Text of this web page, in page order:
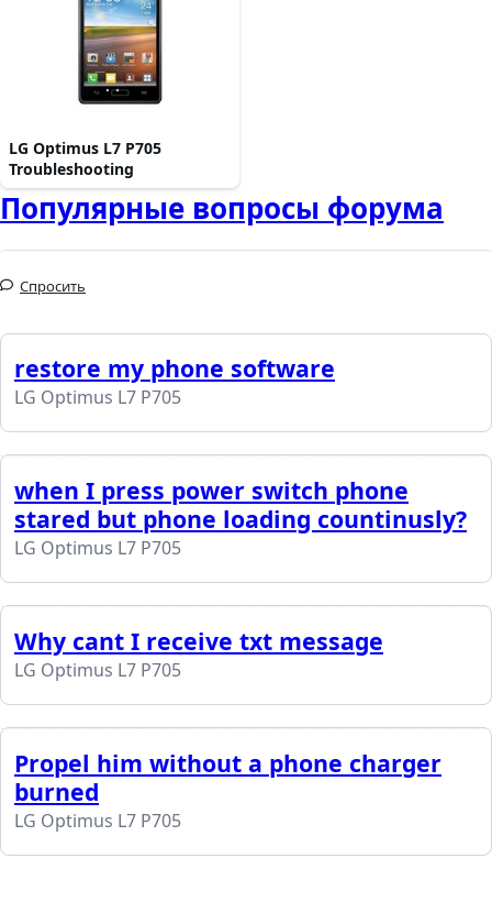
LG Optimus L7 P705
Troubleshooting
Популярные вопросы форума
Спросить
restore my phone software
LG Optimus L7 P705
when I press power switch phone
stared but phone loading countinusly?
LG Optimus L7 P705
Why cant I receive txt message
LG Optimus L7 P705
Propel him without a phone charger
burned
LG Optimus L7 P705